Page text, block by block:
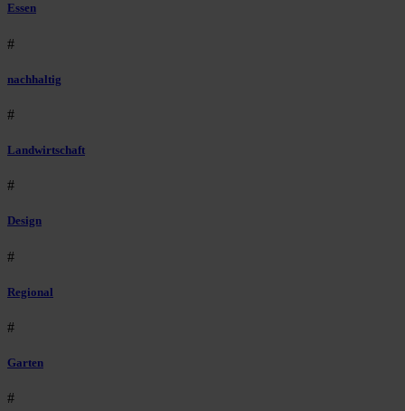
Essen
#
nachhaltig
#
Landwirtschaft
#
Design
#
Regional
#
Garten
#